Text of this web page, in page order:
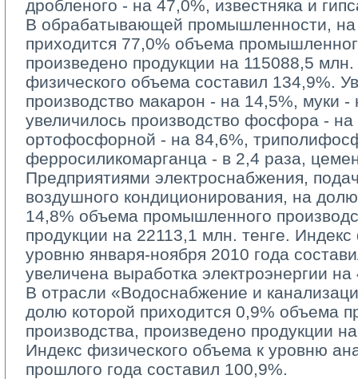
дробленого - на 47,0%, известняка и
В обрабатывающей промышленности, на
приходится 77,0% объема
произведено продукции на 115088,5 млн.
физического объема составил 134,9%.
производство макарон - на 14,5%, муки
увеличилось производство фосфора -
ортофосфорной - на 84,6%,
ферросиликомарганца - в 2,4 раза,
Предприятиями электроснабжения,
воздушного кондиционирования, на
14,8% объема промышленного
продукции на 22113,1 млн. тенге.
уровню января-ноября 2010 года
увеличена выработка электроэнергии на
В отрасли «Водоснабжение и
долю которой приходится 0,9% объема
производства, произведено продукции
Индекс физического объема к уровню
прошлого года составил 100,9%.